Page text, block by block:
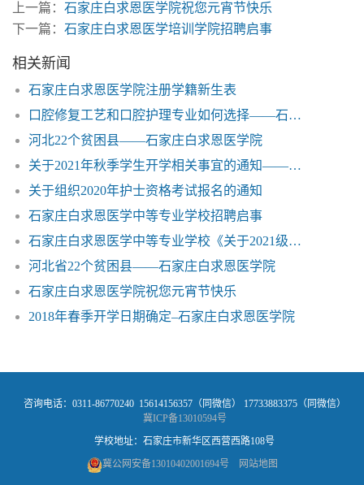
上一篇： 石家庄白求恩医学院祝您元宵节快乐
下一篇： 石家庄白求恩医学培训学院招聘启事
相关新闻
石家庄白求恩医学院注册学籍新生表
口腔修复工艺和口腔护理专业如何选择——石家庄白求恩医学院
河北22个贫困县——石家庄白求恩医学院
关于2021年秋季学生开学相关事宜的通知——石家庄白求恩医学中等专业学校
关于组织2020年护士资格考试报名的通知
石家庄白求恩医学中等专业学校招聘启事
石家庄白求恩医学中等专业学校《关于2021级秋季新生开学相关事宜的公告》相关内容的说明
河北省22个贫困县——石家庄白求恩医学院
石家庄白求恩医学院祝您元宵节快乐
2018年春季开学日期确定–石家庄白求恩医学院
咨询电话：0311-86770240 15614156357（同微信） 17733883375（同微信）
冀ICP备13010594号
学校地址：石家庄市新华区西营西路108号
冀公网安备13010402001694号
网站地图